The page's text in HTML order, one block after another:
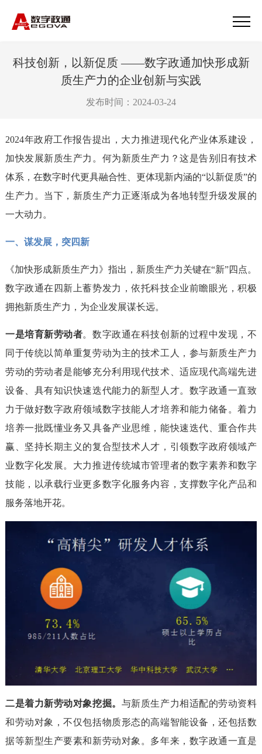
科技创新，以新促质 ——数字政通加快形成新
质生产力的企业创新与实践
发布时间：2024-03-24
2024年政府工作报告提出，大力推进现代化产业体系建设，
加快发展新质生产力。何为新质生产力？这是告别旧有技术
体系，在数字时代更具融合性、更体现新内涵的“以新促质”的
生产力。当下，新质生产力正逐渐成为各地转型升级发展的
一大动力。
一、谋发展，突四新
《加快形成新质生产力》指出，新质生产力关键在“新”四点。
数字政通在四新上蓄势发力，依托科技企业前瞻眼光，积极
拥抱新质生产力，为企业发展谋长远。
一是培育新劳动者。数字政通在科技创新的过程中发现，不
同于传统以简单重复劳动为主的技术工人，参与新质生产力
劳动的劳动者是能够充分利用现代技术、适应现代高端先进
设备、具有知识快速迭代能力的新型人才。数字政通一直致
力于做好数字政府领域数字技能人才培养和能力储备。着力
培养一批既懂业务又具备产业思维，能快速迭代、重合作共
赢、坚持长期主义的复合型技术人才，引领数字政府领域产
业数字化发展。大力推进传统城市管理者的数字素养和数字
技能，以承载行业更多数字化服务内容，支撑数字化产品和
服务落地开花。
二是着力新劳动对象挖掘。 与新质生产力相适配的劳动资料
和劳动对象，不仅包括物质形态的高端智能设备，还包括数
据等新型生产要素和新劳动对象。多年来，数字政通一直是